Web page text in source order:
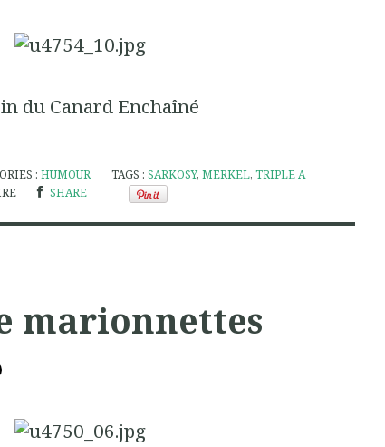
du Canard Enchaîné
:HUMOUR TAGS :SARKOSY,MERKEL,TRIPLE A
SHARE
marionnettes